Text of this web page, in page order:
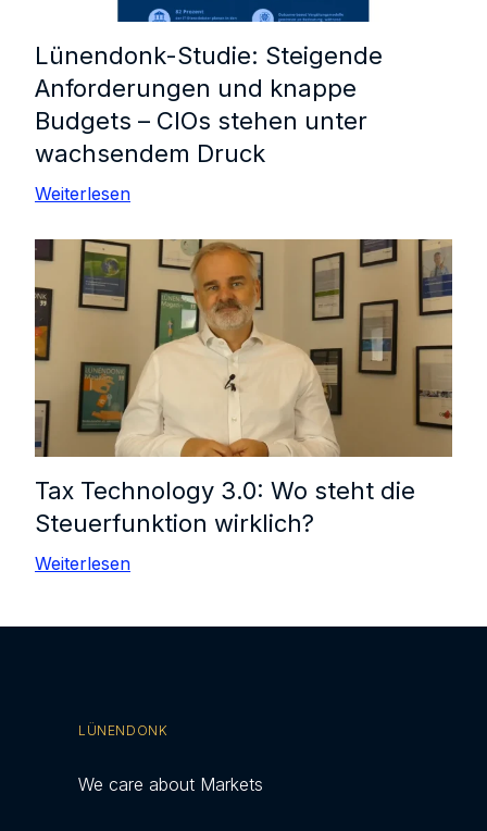
Lünendonk-Studie: Steigende
Anforderungen und knappe
Budgets – CIOs stehen unter
wachsendem Druck
Weiterlesen
Tax Technology 3.0: Wo steht die
Steuerfunktion wirklich?
Weiterlesen
LÜNENDONK
We care about Markets